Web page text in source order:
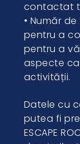
contactat
• Număr
pentru a
pentru a
aspecte
activității.
Datele cu
putea fi
ESCAPE